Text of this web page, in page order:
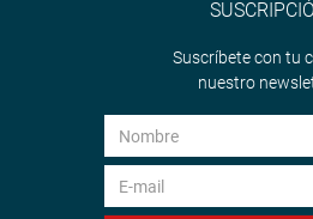
Suscríbete con tu
nuestro